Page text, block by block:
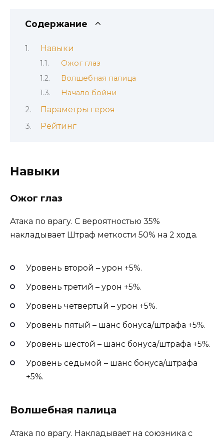
Содержание
Навыки
Ожог глаз
Волшебная палица
Начало бойни
Параметры героя
Рейтинг
Навыки
Ожог глаз
Атака по врагу. С вероятностью 35%
накладывает Штраф меткости 50% на 2 хода.
Уровень второй – урон +5%.
Уровень третий – урон +5%.
Уровень четвертый – урон +5%.
Уровень пятый – шанс бонуса/штрафа +5%.
Уровень шестой – шанс бонуса/штрафа +5%.
Уровень седьмой – шанс бонуса/штрафа
+5%.
Волшебная палица
Атака по врагу. Накладывает на союзника с